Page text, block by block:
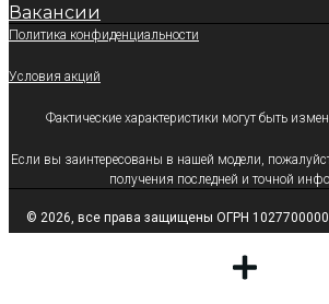
Вакансии
Политика конфиденциальности
Условия акций
Фактические характеристики могут быть
Если вы заинтересованы в нашей модели,
получения последней и точной
© 2026, все права защищены ОГРН